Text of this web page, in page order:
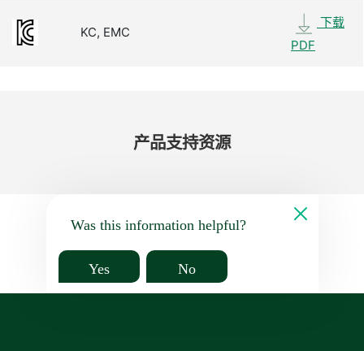
KC, EMC
下载
PDF
产品​支持​资源
Was this information helpful?
Yes No